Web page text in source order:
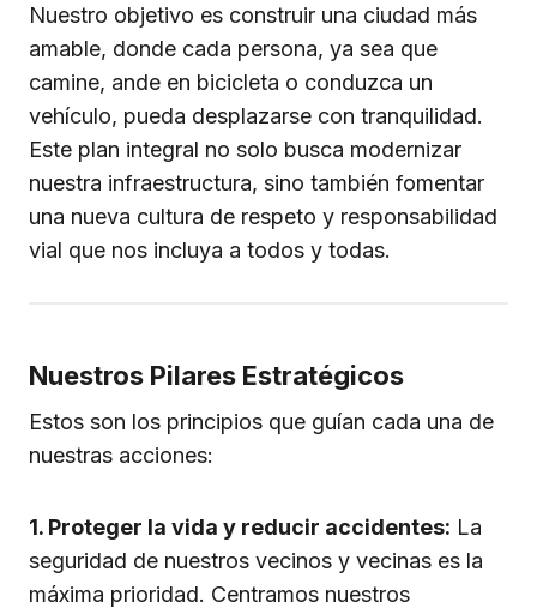
Nuestro objetivo es construir una ciudad más
amable, donde cada persona, ya sea que
camine, ande en bicicleta o conduzca un
vehículo, pueda desplazarse con tranquilidad.
Este plan integral no solo busca modernizar
nuestra infraestructura, sino también fomentar
una nueva cultura de respeto y responsabilidad
vial que nos incluya a todos y todas.
Nuestros Pilares Estratégicos
Estos son los principios que guían cada una de
nuestras acciones:
1. Proteger la vida y reducir accidentes: La
seguridad de nuestros vecinos y vecinas es la
máxima prioridad. Centramos nuestros